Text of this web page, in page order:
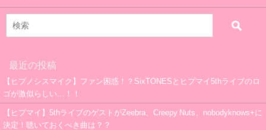
最近の投稿
【ヒプノシスマイク】ファン困惑！？SixTONESとヒプマイ5thライブのロ
ゴが激似らしい…！！
【ヒプマイ】5thライブのゲストがZeebra、Creepy Nuts、nobodyknows+に
決定！聴いておくべき曲は？？